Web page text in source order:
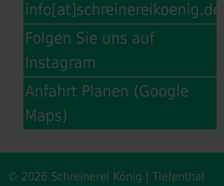
info[at]schreinereikoenig.de
Folgen Sie uns auf
Instagram
Anfahrt Planen (Google
Maps)
© 2026 Schreinerei König | Tiefenthal